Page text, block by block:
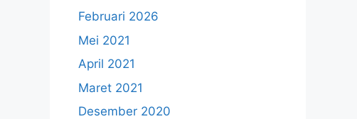
Februari 2026
Mei 2021
April 2021
Maret 2021
Desember 2020